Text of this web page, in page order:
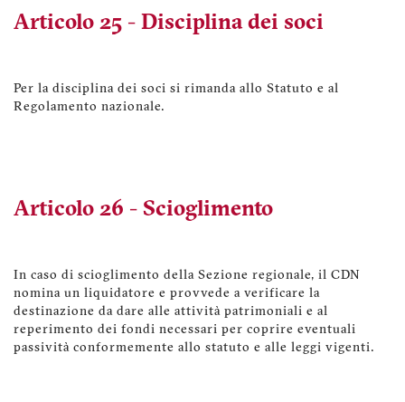
Articolo 25 - Disciplina dei soci
Per la disciplina dei soci si rimanda allo Statuto e al
Regolamento nazionale.
Articolo 26 - Scioglimento
In caso di scioglimento della Sezione regionale, il CDN
nomina un liquidatore e provvede a verificare la
destinazione da dare alle attività patrimoniali e al
reperimento dei fondi necessari per coprire eventuali
passività conformemente allo statuto e alle leggi vigenti.